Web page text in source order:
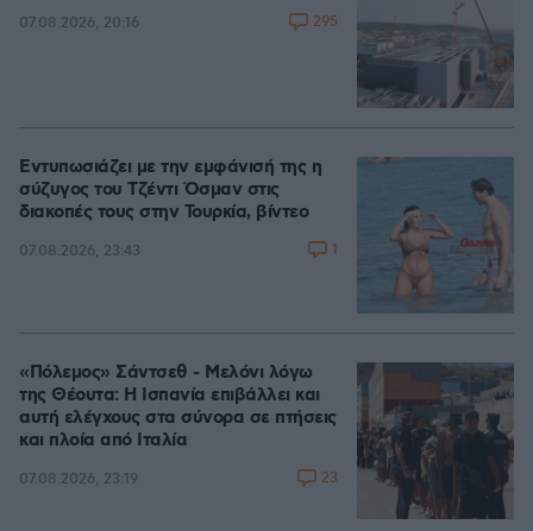
07.08.2026, 20:16 295
Εντυπωσιάζει με την εμφάνισή της η
σύζυγος του Τζέντι Όσμαν στις
διακοπές τους στην Τουρκία, βίντεο
07.08.2026, 23:43 1
«Πόλεμος» Σάντσεθ - Μελόνι λόγω
της Θέουτα: Η Ισπανία επιβάλλει και
αυτή ελέγχους στα σύνορα σε πτήσεις
και πλοία από Ιταλία
07.08.2026, 23:19 23